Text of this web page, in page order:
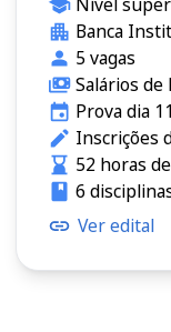
Banca
5 vagas
Salários de
Prova dia
Inscrições
52 horas
6
Ver edital